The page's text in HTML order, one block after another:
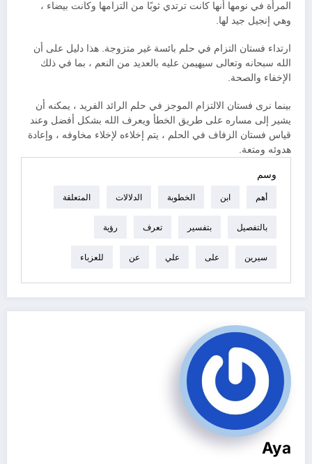
المرأة في نومها أنها كانت ترتدي ثوبًا من التزامها وكانت بيضاء ،
وهي إنجيل جيد لها.
ارتداء فستان التزام في حلم بائسة غير متزوجة. هذا دليل على أن
الله سبحانه وتعالى سيهيمن عليه بالعديد من النعم ، بما في ذلك
الإخفاء والصحة.
بينما نرى فستان الالتزام الموجز في حلم الرائد الفريد ، يمكنه أن
يشير إلى مساره على طريق الخطأ ويعرف الله بشكل أفضل وعند
قياس فستان الزفاف في الحلم ، يتم إخلاءه لإخلاء مخاوفه ، وإعادة
هدوئه ومتعة.
وسم
أهم ابن الخطوبة الدلالات المتعلقة
بالتفصيل بتفسير تعرف رؤية
سيرين على علي عن للعزباء
Aya